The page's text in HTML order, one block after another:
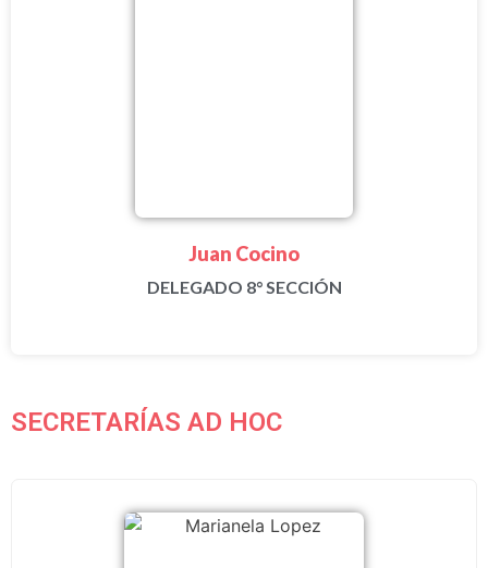
Juan Cocino
DELEGADO 8° SECCIÓN
SECRETARÍAS AD HOC